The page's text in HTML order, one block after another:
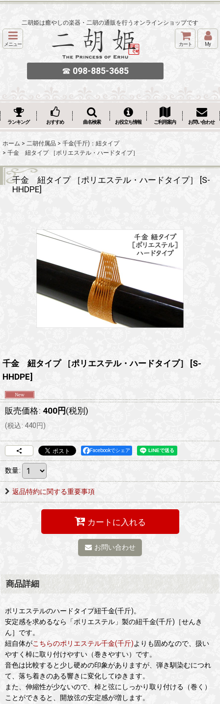
二胡姫は癒やしの楽器・二胡の通販を行うオンラインショップです
メニュー
☎ 098-885-3685
カート My
ランキング おすすめ 曲名検索 お役立ち情報 ご利用案内 お問い合わせ
ホーム > 二胡付属品 > 千金(千斤)：紐タイプ
> 千金 紐タイプ ［ポリエステル・ハードタイプ］
千金 紐タイプ ［ポリエステル・ハードタイプ］ [S-
HHDPE]
千金 紐タイプ ［ポリエステル・ハードタイプ］ [S-
HHDPE]
販売価格: 400円 (税別)
(税込: 440円)
Facebookでシェア
数量:
返品特約に関する重要事項
カートに入れる
お問い合わせ
商品詳細
ポリエステルのハードタイプ紐千金(千斤)。
安定感を求めるなら「ポリエステル」製の紐千金(千斤)［せんき
ん］です。
紐自体がこちらのポリエステル千金(千斤)よりも固めなので、扱い
やすく棹に取り付けやすい（巻きやすい）です。
音色は比較すると少し硬めの印象がありますが、弾き馴染むにつれ
て、落ち着きのある響きに変化してゆきます。
また、伸縮性が少ないので、棹と弦にしっかり取り付ける（巻く）
ことができると、開放弦の安定感が増します。